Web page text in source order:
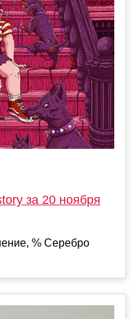
за 20 ноября
% Серебро